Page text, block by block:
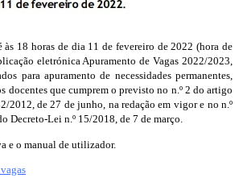
18 horas de dia 11 de fevereiro de 2022 (hora de
eletrónica Apuramento de Vagas 2022/2023,
para apuramento de necessidades permanentes,
docentes que cumprem o previsto no n.º 2 do artigo
2012, de 27 de junho, na redação em vigor e no n.º
Decreto-Lei n.º 15/2018, de 7 de março.
e o manual de utilizador.